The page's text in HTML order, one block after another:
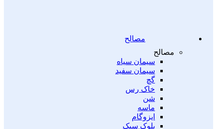
مصالح
مصالح
سیمان سیاه
سیمان سفید
گچ
خاک رس
شن
ماسه
ایزوگام
بلوک سبک